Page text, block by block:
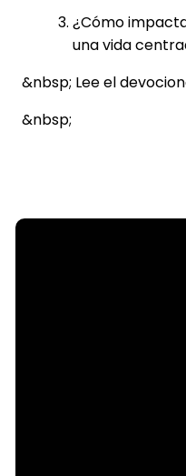
¿Cómo
una vida
&nbsp; Lee el
&nbsp;